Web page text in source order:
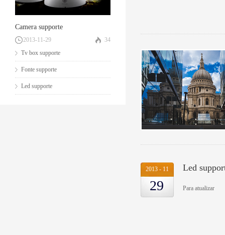
Camera supporte
2013-11-29
34
Tv box supporte
Fonte supporte
Led supporte
Led
2013 - 11
29 Para atualizar